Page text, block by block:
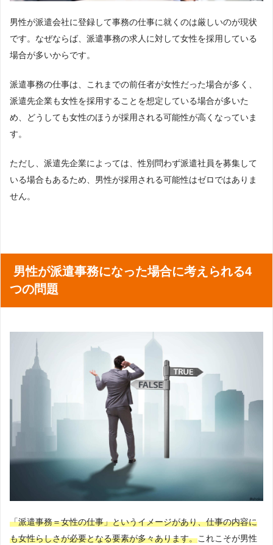
男性が派遣会社に登録して事務の仕事に就くのは厳しいのが現状
です。なぜならば、派遣事務の求人に対して女性を採用している
場合が多いからです。
派遣事務の仕事は、これまでの前任者が女性だった場合が多く、
派遣先企業も女性を採用することを想定している場合が多いた
め、どうしても女性のほうが採用される可能性が高くなっていま
す。
ただし、派遣先企業によっては、性別問わず派遣社員を募集して
いる場合もあるため、男性が採用される可能性はゼロではありま
せん。
男性が派遣事務になった場合に考えられる4
つの問題
「派遣事務＝女性の仕事」というイメージがあり、仕事の内容に
も女性らしさが必要となる要素が多々あります。これこそが男性